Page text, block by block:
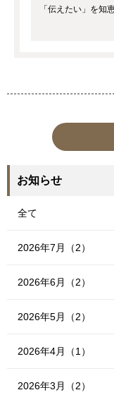
「伝えたい」を知
お知らせ
全て
2026年7月（2）
2026年6月（2）
2026年5月（2）
2026年4月（1）
2026年3月（2）